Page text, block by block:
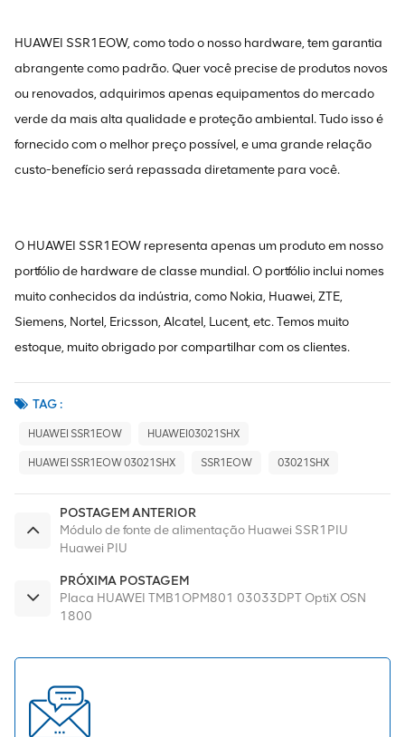
HUAWEI SSR1EOW, como todo o nosso hardware, tem garantia
abrangente como padrão. Quer você precise de produtos novos
ou renovados, adquirimos apenas equipamentos do mercado
verde da mais alta qualidade e proteção ambiental. Tudo isso é
fornecido com o melhor preço possível, e uma grande relação
custo-benefício será repassada diretamente para você.
O HUAWEI SSR1EOW representa apenas um produto em nosso
portfólio de hardware de classe mundial. O portfólio inclui nomes
muito conhecidos da indústria, como Nokia, Huawei, ZTE,
Siemens, Nortel, Ericsson, Alcatel, Lucent, etc. Temos muito
estoque, muito obrigado por compartilhar com os clientes.
TAG :
HUAWEI SSR1EOW HUAWEI03021SHX
HUAWEI SSR1EOW 03021SHX SSR1EOW 03021SHX
POSTAGEM ANTERIOR
Módulo de fonte de alimentação Huawei SSR1PIU
Huawei PIU
PRÓXIMA POSTAGEM
Placa HUAWEI TMB1OPM801 03033DPT OptiX OSN
1800